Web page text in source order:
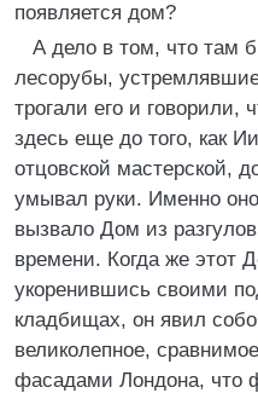
появляется дом?
А дело в том, что там
лесорубы,
трогали его и говорили,
здесь еще до того, как
отцовской мастерской,
умывал руки. Именно
вызвало Дом из
времени. Когда же этот
укоренившись своими
кладбищах, он явил
великолепное,
фасадами Лондона, что